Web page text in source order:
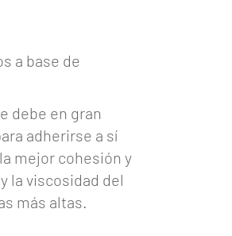
a base de
debe en gran
adherirse a sí
mejor cohesión y
la viscosidad del
más altas.